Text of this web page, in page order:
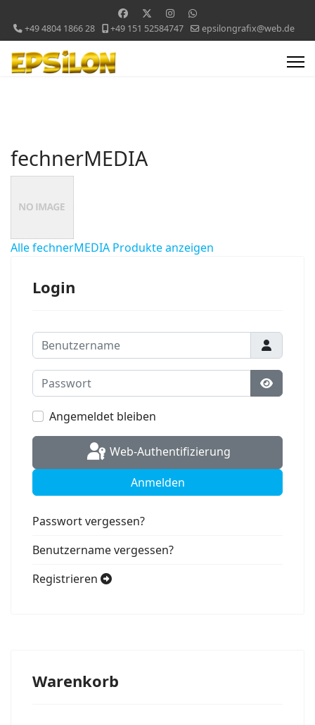
+49 4804 1866 28 +49 151 52584747 epsilongrafix@web.de
fechnerMEDIA
Alle fechnerMEDIA Produkte anzeigen
Login
Benutzername
Passwort
Angemeldet bleiben
Web-Authentifizierung
Anmelden
Passwort vergessen?
Benutzername vergessen?
Registrieren
Warenkorb